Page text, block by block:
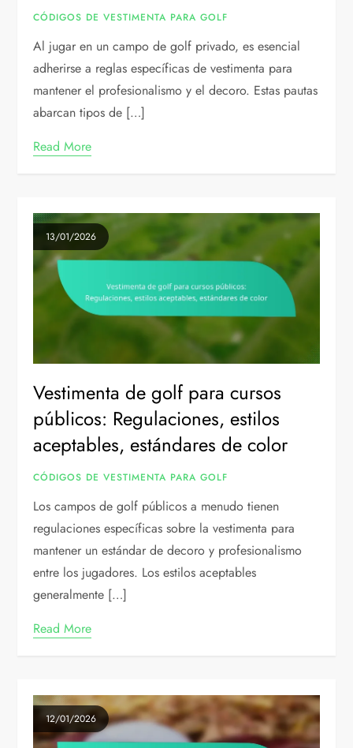
CÓDIGOS DE VESTIMENTA PARA GOLF
Al jugar en un campo de golf privado, es esencial
adherirse a reglas específicas de vestimenta para
mantener el profesionalismo y el decoro. Estas pautas
abarcan tipos de […]
Read More
13/01/2026
Vestimenta de golf para cursos
públicos: Regulaciones, estilos
aceptables, estándares de color
CÓDIGOS DE VESTIMENTA PARA GOLF
Los campos de golf públicos a menudo tienen
regulaciones específicas sobre la vestimenta para
mantener un estándar de decoro y profesionalismo
entre los jugadores. Los estilos aceptables
generalmente […]
Read More
12/01/2026